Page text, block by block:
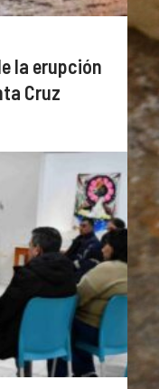
la erupción
Cruz